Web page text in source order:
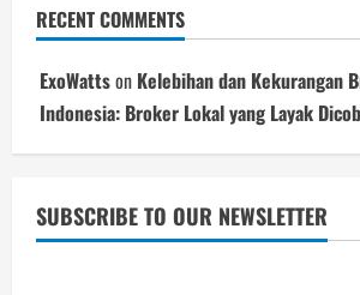
RECENT COMMENTS
ExoWattson Kelebihan dan Kekurangan
Indonesia: Broker Lokal yang Layak
SUBSCRIBE TO OUR NEWSLETTER